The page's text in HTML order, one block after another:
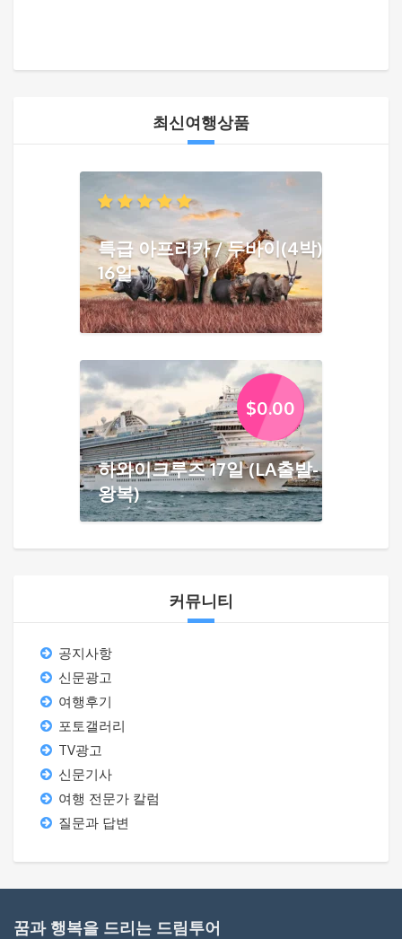
최신여행상품
특급 아프리카 / 두바이(4박)
16일
$0.00
하와이크루즈 17일 (LA출발-
왕복)
커뮤니티
공지사항
신문광고
여행후기
포토갤러리
TV광고
신문기사
여행 전문가 칼럼
질문과 답변
꿈과 행복을 드리는 드림투어